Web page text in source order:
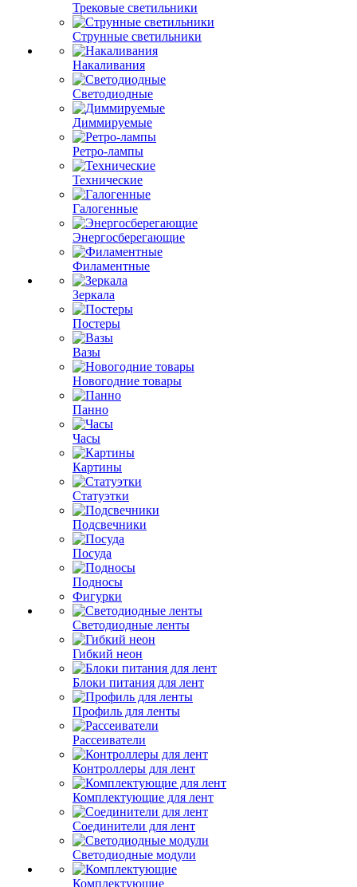
Трековые светильники
Струнные светильники
Накаливания
Светодиодные
Диммируемые
Ретро-лампы
Технические
Галогенные
Энергосберегающие
Филаментные
Зеркала
Постеры
Вазы
Новогодние товары
Панно
Часы
Картины
Статуэтки
Подсвечники
Посуда
Подносы
Фигурки
Светодиодные ленты
Гибкий неон
Блоки питания для лент
Профиль для ленты
Рассеиватели
Контроллеры для лент
Комплектующие для лент
Соединители для лент
Светодиодные модули
Комплектующие